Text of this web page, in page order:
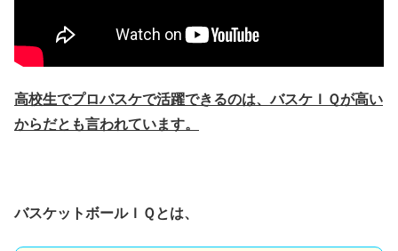
高校生でプロバスケで活躍できるのは、バスケＩＱが高い
からだとも言われています。
バスケットボールＩＱとは、